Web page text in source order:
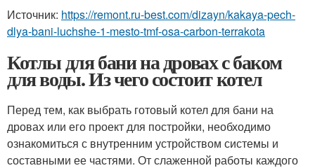
Источник: https://remont.ru-best.com/dizayn/kakaya-pech-
dlya-bani-luchshe-1-mesto-tmf-osa-carbon-terrakota
Котлы для бани на дровах с баком
для воды. Из чего состоит котел
Перед тем, как выбрать готовый котел для бани на
дровах или его проект для постройки, необходимо
ознакомиться с внутренним устройством системы и
составными ее частями. От слаженной работы каждого